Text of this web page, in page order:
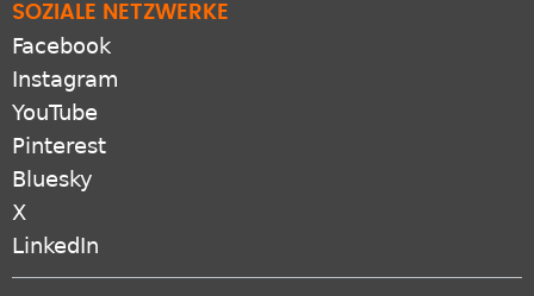
SOZIALE NETZWERKE
Facebook
Instagram
YouTube
Pinterest
Bluesky
X
LinkedIn